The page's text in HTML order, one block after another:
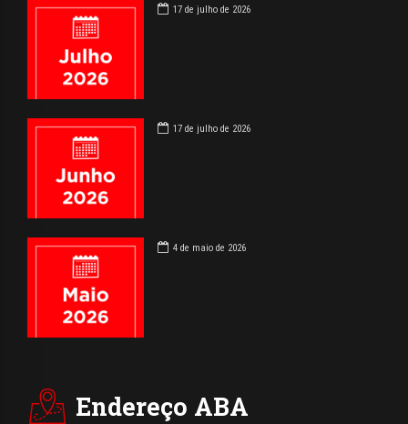
17 de julho de 2026
17 de julho de 2026
4 de maio de 2026
Endereço ABA